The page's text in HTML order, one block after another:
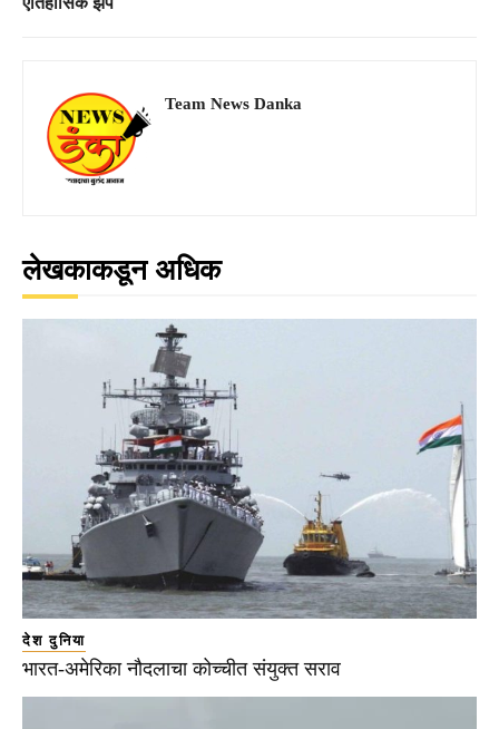
Team News Danka
लेखकाकडून अधिक
देश दुनिया
भारत-अमेरिका नौदलाचा कोच्चीत संयुक्त सराव